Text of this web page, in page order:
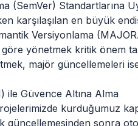
(SemVer) Standartlarına
karşılaşılan en büyük
Versiyonlama
yönetmek kritik önem
majör güncellemeleri
ile Güvence Altına Alma
kurduğumuz
güncellemesinden sonra